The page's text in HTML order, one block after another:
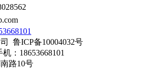
鲁ICP备10004032号
：18653668101
路10号